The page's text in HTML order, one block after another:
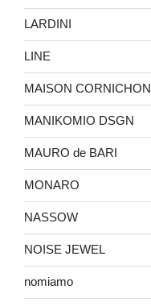
LARDINI
LINE
MAISON CORNICHON
MANIKOMIO DSGN
MAURO de BARI
MONARO
NASSOW
NOISE JEWEL
nomiamo